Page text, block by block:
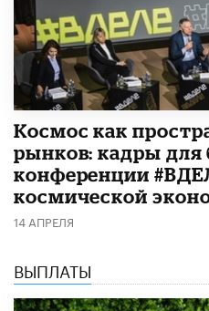
Космос как
рынков: кадры для
конференции
космической
14 АПРЕЛЯ
ВЫПЛАТЫ